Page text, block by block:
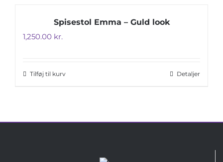
Spisestol Emma – Guld look
1,250.00 kr.
Tilføj til kurv Detaljer